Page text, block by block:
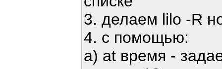
3. делаем lilo -R
4. с помощью:
а) at время -